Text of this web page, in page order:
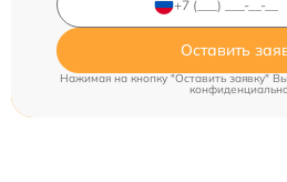
Оставить
Нажимая на кнопку "Оставить заявку"